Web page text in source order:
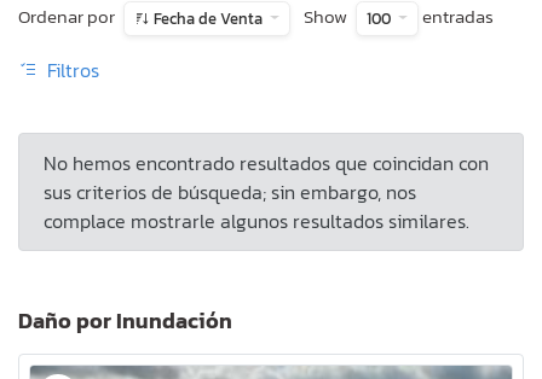
Ordenar por
Fecha de Venta Show 100 entradas
Filtros
No hemos encontrado resultados que coincidan con
sus criterios de búsqueda; sin embargo, nos
complace mostrarle algunos resultados similares.
Daño por Inundación